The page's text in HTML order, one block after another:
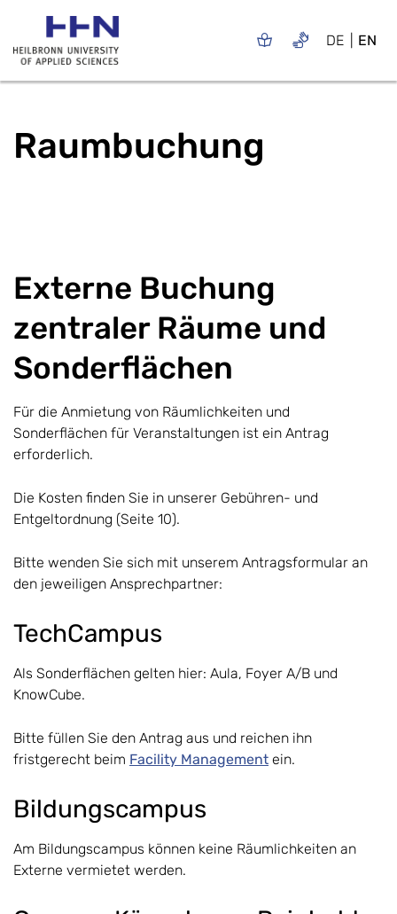
DE EN
Raumbuchung
Externe Buchung
zentraler Räume und
Sonderflächen
Für die Anmietung von Räumlichkeiten und
Sonderflächen für Veranstaltungen ist ein Antrag
erforderlich.
Die Kosten finden Sie in unserer Gebühren- und
Entgeltordnung (Seite 10).
Bitte wenden Sie sich mit unserem Antragsformular an
den jeweiligen Ansprechpartner:
TechCampus
Als Sonderflächen gelten hier: Aula, Foyer A/B und
KnowCube.
Bitte füllen Sie den Antrag aus und reichen ihn
fristgerecht beim Facility Management ein.
Bildungscampus
Am Bildungscampus können keine Räumlichkeiten an
Externe vermietet werden.